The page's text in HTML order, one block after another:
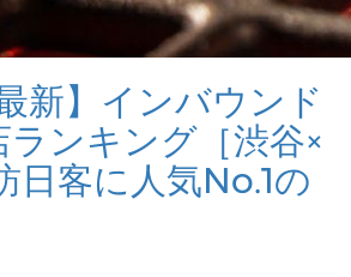
新】インバウンド
ランキング［渋谷×
日客に人気No.1の